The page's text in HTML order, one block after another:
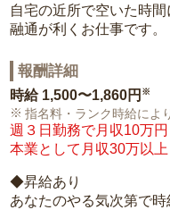
自宅の近所で空いた時
融通が利くお仕事です。
報酬詳細
時給 1,500〜1,860円 ※
指名料・ランク時給によ
週３日勤務で月収10万
本業として月収30万以
◆昇給あり
あなたのやる気次第で時